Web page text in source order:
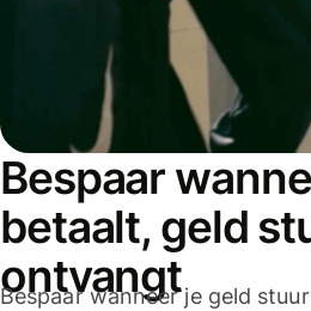
Bespaar
betaalt, geld
ontvangt
Bespaar wanneer je geld